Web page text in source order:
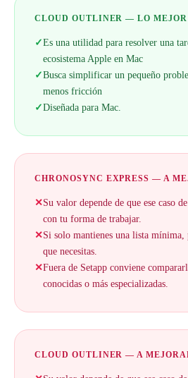
CLOUD OUTLINER — LO MEJOR
✓Es una utilidad para resolver una
ecosistema Apple en Mac
✓Busca simplificar un pequeño
menos fricción
✓Diseñada para Mac.
CHRONOSYNC EXPRESS — A
✕Su valor depende de que ese caso
con tu forma de trabajar.
✕Si solo mantienes una lista mínima,
que necesitas.
✕Fuera de Setapp conviene
conocidas o más especializadas.
CLOUD OUTLINER — A